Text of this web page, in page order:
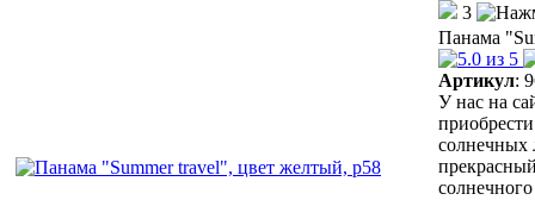
3
Панама
Артикул:
У нас на
солнечных